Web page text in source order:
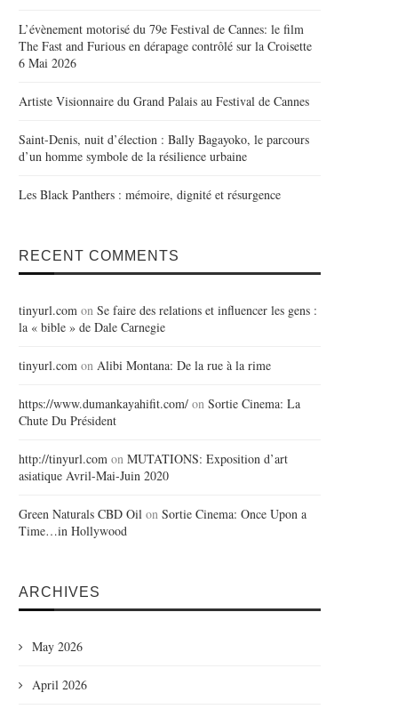
L’évènement motorisé du 79e Festival de Cannes: le film
The Fast and Furious en dérapage contrôlé sur la Croisette
6 Mai 2026
Artiste Visionnaire du Grand Palais au Festival de Cannes
Saint-Denis, nuit d’élection : Bally Bagayoko, le parcours
d’un homme symbole de la résilience urbaine
Les Black Panthers : mémoire, dignité et résurgence
RECENT COMMENTS
tinyurl.com on Se faire des relations et influencer les gens :
la « bible » de Dale Carnegie
tinyurl.com on Alibi Montana: De la rue à la rime
https://www.dumankayahifit.com/ on Sortie Cinema: La
Chute Du Président
http://tinyurl.com on MUTATIONS: Exposition d’art
asiatique Avril-Mai-Juin 2020
Green Naturals CBD Oil on Sortie Cinema: Once Upon a
Time…in Hollywood
ARCHIVES
May 2026
April 2026